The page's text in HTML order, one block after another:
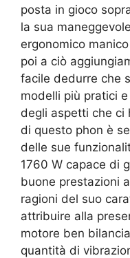
posta in gioco
la sua
ergonomico
poi a ciò
facile dedurre che
modelli più pratici
degli aspetti che ci
di questo phon è
delle sue
1760 W capace di
buone prestazioni
ragioni del suo
attribuire alla
motore ben
quantità di